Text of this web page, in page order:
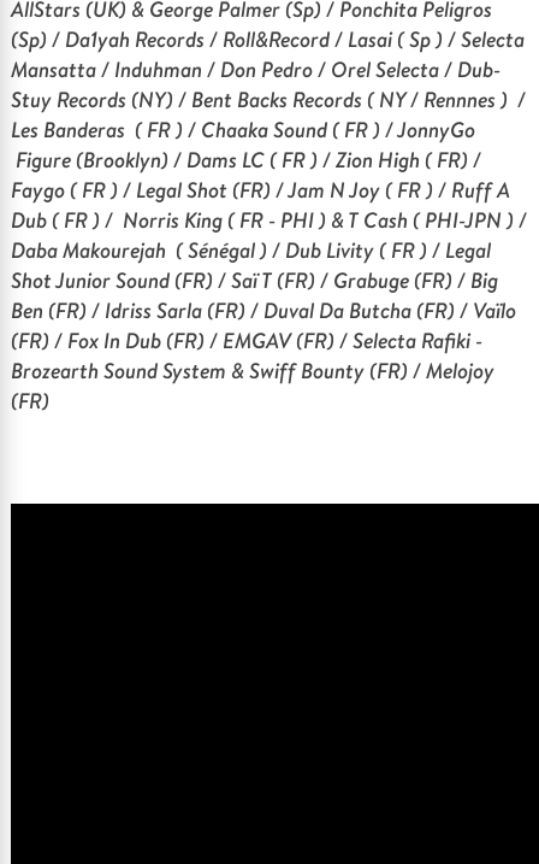
AllStars (UK) & George Palmer (Sp) / Ponchita Peligros
(Sp) / Da1yah Records / Roll&Record / Lasai ( Sp ) / Selecta
Mansatta / Induhman / Don Pedro / Orel Selecta / Dub-
Stuy Records (NY) / Bent Backs Records ( NY / Rennnes ) /
Les Banderas ( FR ) / Chaaka Sound ( FR ) / JonnyGo
Figure (Brooklyn) / Dams LC ( FR ) / Zion High ( FR) /
Faygo ( FR ) / Legal Shot (FR) / Jam N Joy ( FR ) / Ruff A
Dub ( FR ) / Norris King ( FR - PHI ) & T Cash ( PHI-JPN ) /
Daba Makourejah ( Sénégal ) / Dub Livity ( FR ) / Legal
Shot Junior Sound (FR) / Saï T (FR) / Grabuge (FR) / Big
Ben (FR) / Idriss Sarla (FR) / Duval Da Butcha (FR) / Vaïlo
(FR) / Fox In Dub (FR) / EMGAV (FR) / Selecta Rafiki -
Brozearth Sound System & Swiff Bounty (FR) / Melojoy
(FR)